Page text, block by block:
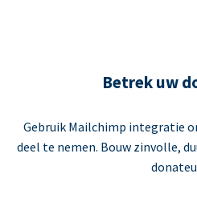
Betrek uw
Gebruik Mailchimp integratie
deel te nemen. Bouw zinvolle,